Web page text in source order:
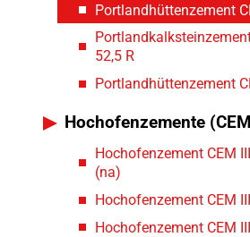
Portlandhüttenzement
52,5 R
Portlandhüttenzement
Hochofenzemente
Hochofenzement CEM
(na)
Hochofenzement CEM
Hochofenzement CEM